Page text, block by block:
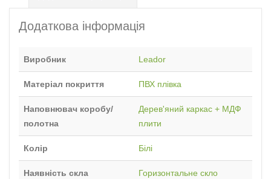
Додаткова інформація
Виробник Leador
Матеріал покриття ПВХ плівка
Наповнювач коробу/
полотна
Дерев'яний каркас + МДФ
плити
Колір Білі
Наявність скла Горизонтальне скло